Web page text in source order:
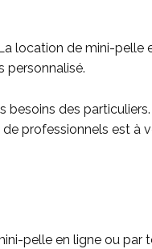
location de mini-pelle
personnalisé.
des
professionnels est à
pelle en ligne ou par